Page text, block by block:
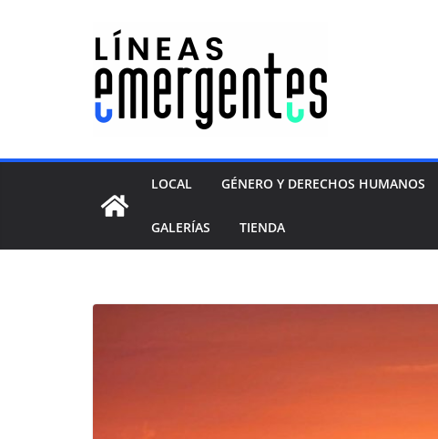
LOCAL GÉNERO Y DERECHOS HUMANOS
GALERÍAS TIENDA